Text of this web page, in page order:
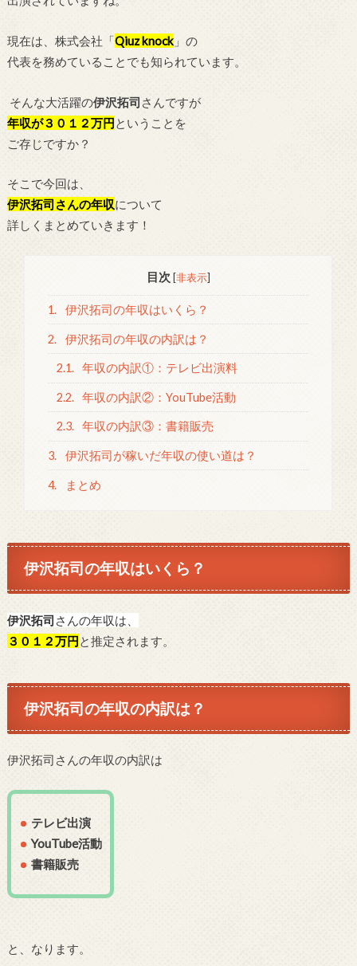
現在は、株式会社「Qiuz knock」の
代表を務めていることでも知られています。
そんな大活躍の伊沢拓司 さんですが
年収が３０１２万円 ということを
ご存じですか？
そこで今回は、
伊沢拓司さんの年収について
詳しくまとめていきます！
目次 [非表示]
1. 伊沢拓司の年収はいくら？
2. 伊沢拓司の年収の内訳は？
2.1. 年収の内訳①：テレビ出演料
2.2. 年収の内訳②：YouTube活動
2.3. 年収の内訳③：書籍販売
3. 伊沢拓司が稼いだ年収の使い道は？
4. まとめ
伊沢拓司の年収はいくら？
伊沢拓司 さんの年収は、
３０１２万円 と推定されます。
伊沢拓司の年収の内訳は？
伊沢拓司さんの年収の内訳は
テレビ出演
YouTube活動
書籍販売
と、なります。